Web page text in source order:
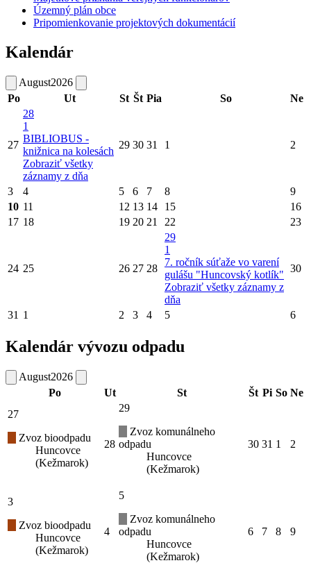
Územný plán obce
Pripomienkovanie projektových dokumentácií
Kalendár
August2026
Po
Ut St Št Pia So Ne
27
28
1
BIBLIOBUS -
knižnica na kolesách
Zobraziť všetky
záznamy z dňa
29 30 31 1 2
3 4 5 6 7 8
9
10 11 12 13 14 15
16
17 18 19 20 21 22 23
24 25 26 27 28
29
1
7. ročník súťaže vo varení
gulášu "Huncovský kotlík"
Zobraziť všetky záznamy z
dňa
30
31 1 2 3 4 5 6
Kalendár vývozu odpadu
August2026
Po
Ut St Št Pi So Ne
27
Zvoz bioodpadu
Huncovce
(Kežmarok)
28
29
Zvoz komunálneho
odpadu
Huncovce
(Kežmarok)
30 31 1 2
3
Zvoz bioodpadu
Huncovce
(Kežmarok)
4
5
Zvoz komunálneho
odpadu
Huncovce
(Kežmarok)
6 7 8 9